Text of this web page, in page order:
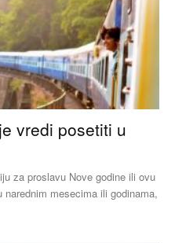
vredi posetiti u
za proslavu Nove godine ili ovu
mesecima ili godinama,